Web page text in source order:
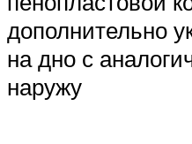
дополнительно
на дно с
наружу